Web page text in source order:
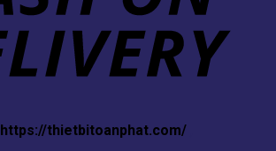
https://thietbitoanphat.com/